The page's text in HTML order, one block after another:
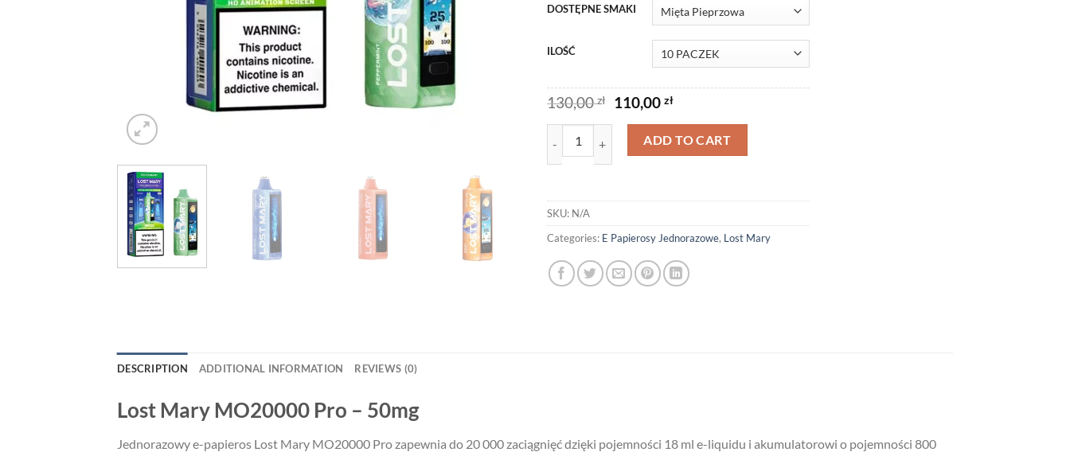
DOSTĘPNE SMAKI
ILOŚĆ
130,00zł
Original
price
130,00 zł.
110,00 złCurrent
is:
110,00 zł.
ADD TO CART
SKU: N/A
Categories: E Papierosy Jednorazowe, Lost Mary
DESCRIPTION ADDITIONAL INFORMATION REVIEWS (0)
Lost Mary MO20000 Pro – 50mg
Jednorazowy e-papieros Lost Mary MO20000 Pro zapewnia do 20 000 zaciągnięć dzięki pojemności 18 ml e-liquidu i akumulatorowi o pojemności 800